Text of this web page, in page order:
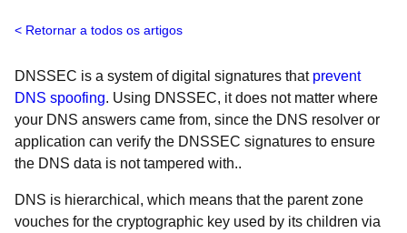
Retornar a todos os artigos
DNSSEC is a system of digital signatures that prevent
DNS spoofing. Using DNSSEC, it does not matter where
your DNS answers came from, since the DNS resolver or
application can verify the DNSSEC signatures to ensure
the DNS data is not tampered with..
DNS is hierarchical, which means that the parent zone
vouches for the cryptographic key used by its children via